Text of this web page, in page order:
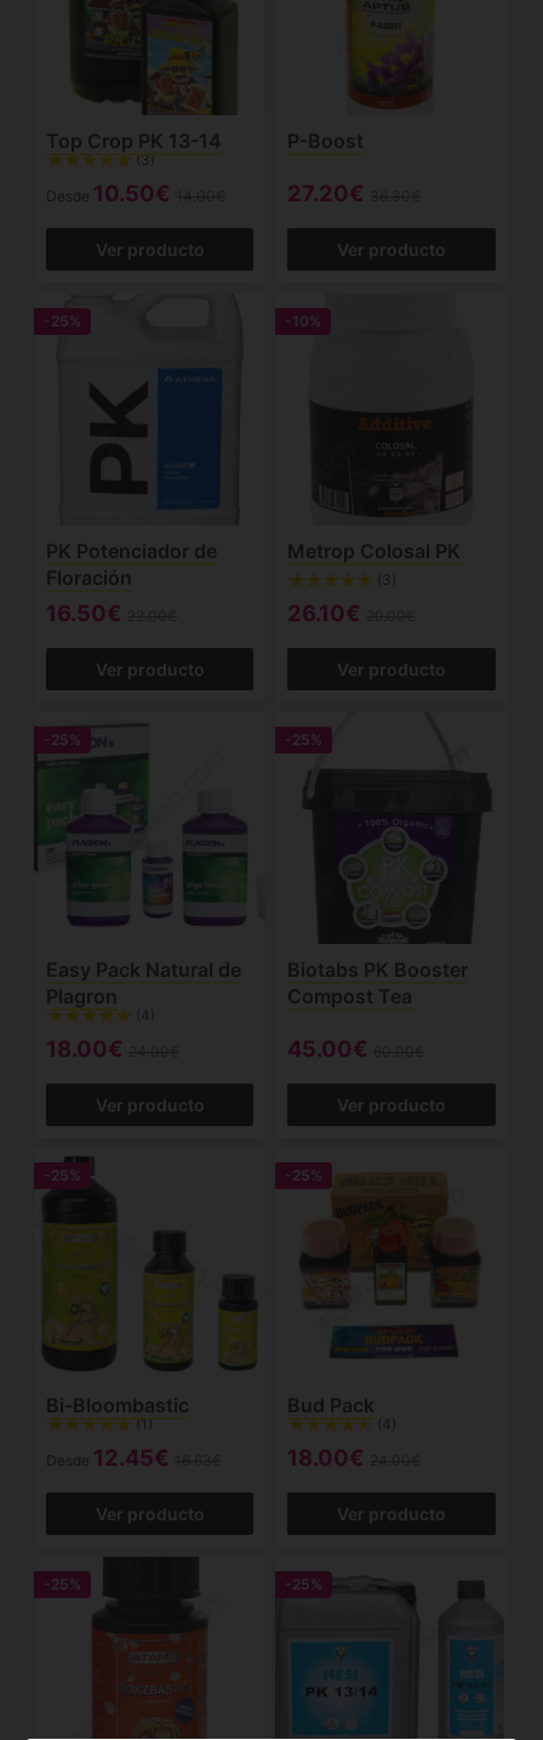
Top Crop PK 13-14
(3)
Desde 10.50€
Ver producto
P-Boost
27.20€
Ver producto
-25%
PK Potenciador de
Floración
16.50€
Ver producto
-10%
Metrop Colosal PK
(3)
26.10€
Ver producto
-25%
Easy Pack Natural de
Plagron
(4)
18.00€
Ver producto
-25%
Biotabs PK Booster
Compost Tea
45.00€
Ver producto
-25%
Bi-Bloombastic
(1)
Desde 12.45€
Ver producto
-25%
Bud Pack
(4)
18.00€
Ver producto
-25% -25%